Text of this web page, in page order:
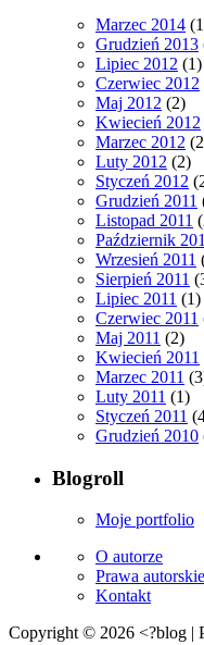
Marzec 2014
Grudzień 2013
Lipiec 2012 (1)
Czerwiec 2012
Maj 2012 (2)
Kwiecień 2012
Marzec 2012
Luty 2012 (2)
Styczeń 2012
Grudzień 2011
Listopad 2011
Październik
Wrzesień 2011
Sierpień 2011
Lipiec 2011 (1)
Czerwiec 2011
Maj 2011 (2)
Kwiecień 2011
Marzec 2011
Luty 2011 (1)
Styczeń 2011
Grudzień 2010
Blogroll
Moje portfolio
O autorze
Prawa autorskie
Kontakt
Copyright © 2026 <?blog |